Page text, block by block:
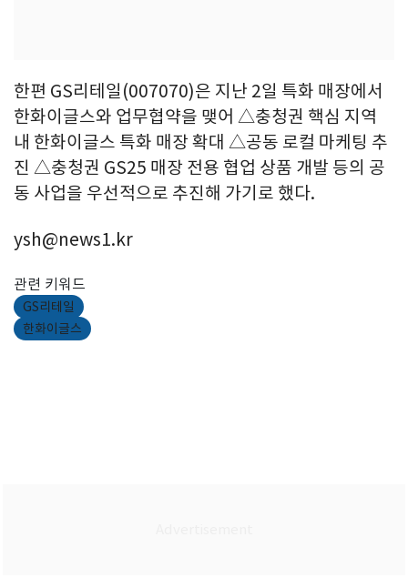
한편 GS리테일(007070)은 지난 2일 특화 매장에서
한화이글스와 업무협약을 맺어 △충청권 핵심 지역
내 한화이글스 특화 매장 확대 △공동 로컬 마케팅 추
진 △충청권 GS25 매장 전용 협업 상품 개발 등의 공
동 사업을 우선적으로 추진해 가기로 했다.
ysh@news1.kr
관련 키워드
GS리테일
한화이글스